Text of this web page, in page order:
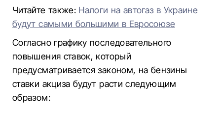
Читайте также: Налоги на автогаз в Украине
будут самыми большими в Евросоюзе
Согласно графику последовательного
повышения ставок, который
предусматривается законом, на бензины
ставки акциза будут расти следующим
образом: